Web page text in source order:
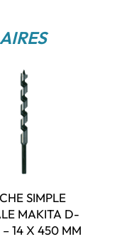
SIMPLE
MAKITA D-
14 X 450 MM